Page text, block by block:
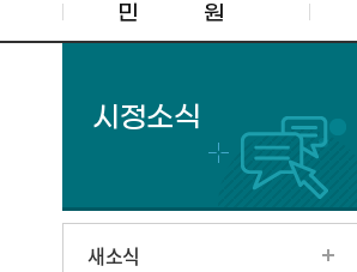
민 원
시정소식
새소식